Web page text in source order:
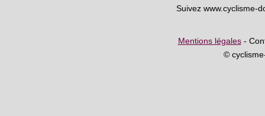
Suivez www.cyclisme-
Mentions légales-
©